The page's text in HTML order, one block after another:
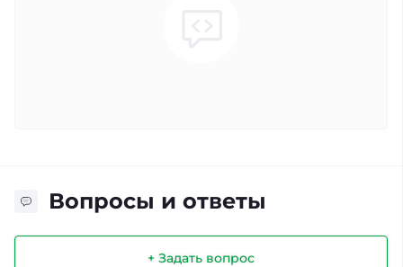
Вопросы и ответы
+ Задать вопрос